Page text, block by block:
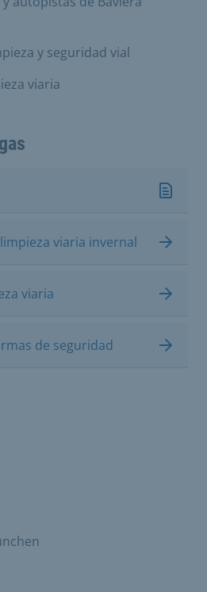
y seguridad vial
viaria
viaria invernal
viaria
de seguridad